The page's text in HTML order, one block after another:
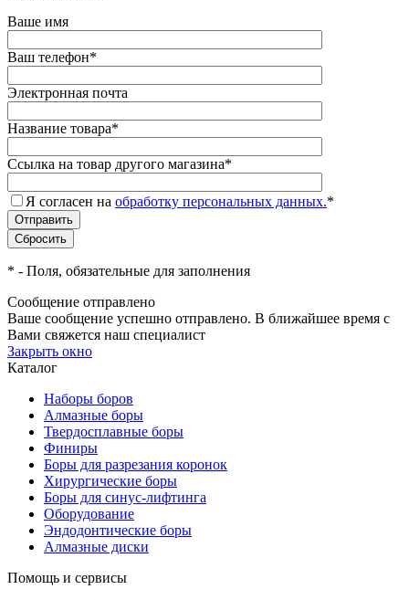
Ваше имя
Ваш телефон*
Электронная почта
Название товара*
Ссылка на товар другого магазина*
Я согласен на обработку персональных данных.*
* - Поля, обязательные для заполнения
Сообщение отправлено
Ваше сообщение успешно отправлено. В ближайшее время с
Вами свяжется наш специалист
Закрыть окно
Каталог
Наборы боров
Алмазные боры
Твердосплавные боры
Финиры
Боры для разрезания коронок
Хирургические боры
Боры для синус-лифтинга
Оборудование
Эндодонтические боры
Алмазные диски
Помощь и сервисы